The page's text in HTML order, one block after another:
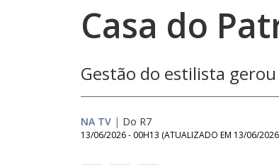
Casa do
Gestão do estilista
NA TV | Do R7
13/06/2026 - 00H13 (ATUALIZADO EM 13/06/